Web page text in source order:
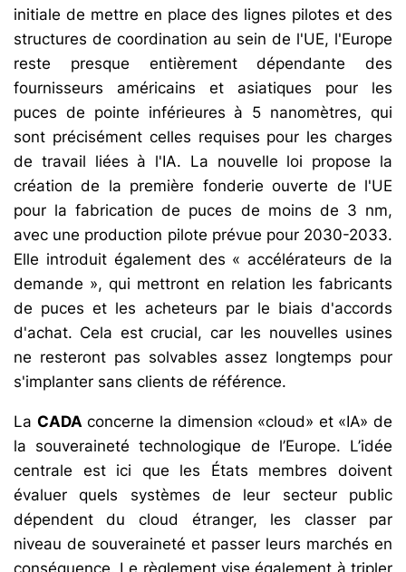
initiale de mettre en place des lignes pilotes et des
structures de coordination au sein de l'UE, l'Europe
reste presque entièrement dépendante des
fournisseurs américains et asiatiques pour les
puces de pointe inférieures à 5 nanomètres, qui
sont précisément celles requises pour les charges
de travail liées à l'IA. La nouvelle loi propose la
création de la première fonderie ouverte de l'UE
pour la fabrication de puces de moins de 3 nm,
avec une production pilote prévue pour 2030-2033.
Elle introduit également des « accélérateurs de la
demande », qui mettront en relation les fabricants
de puces et les acheteurs par le biais d'accords
d'achat. Cela est crucial, car les nouvelles usines
ne resteront pas solvables assez longtemps pour
s'implanter sans clients de référence.
La CADA concerne la dimension «cloud» et «IA» de
la souveraineté technologique de l’Europe. L’idée
centrale est ici que les États membres doivent
évaluer quels systèmes de leur secteur public
dépendent du cloud étranger, les classer par
niveau de souveraineté et passer leurs marchés en
conséquence. Le règlement vise également à tripler